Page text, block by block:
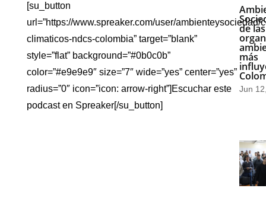
[su_button
url=”https://www.spreaker.com/user/ambienteysociedad/
climaticos-ndcs-colombia” target=”blank”
style=”flat” background=”#0b0c0b”
color=”#e9e9e9″ size=”7″ wide=”yes” center=”yes”
radius=”0″ icon=”icon: arrow-right”]Escuchar este
podcast en Spreaker[/su_button]
de las
más
Jun